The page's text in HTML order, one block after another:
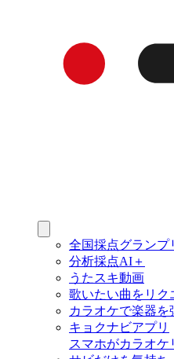
全国採点グランプ
分析採点AI＋
うたスキ動画
歌いたい曲をリク
カラオケで楽器を
キョクナビアプリ
スマホがカラオケ